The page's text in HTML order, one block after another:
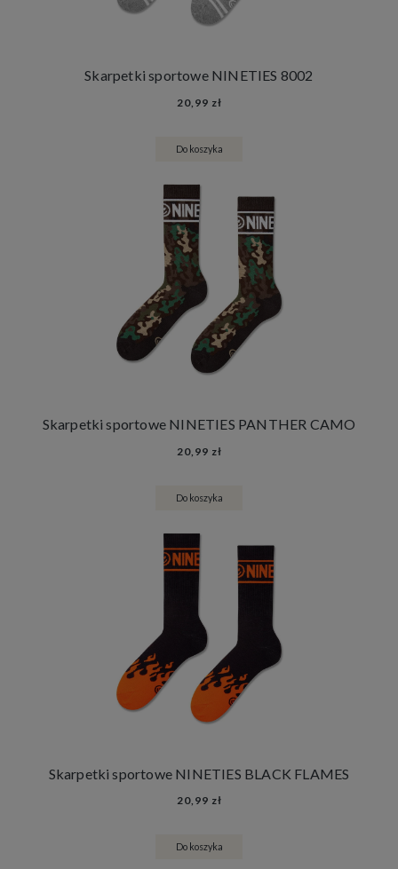
Skarpetki sportowe NINETIES 8002
20,99 zł
Do koszyka
Skarpetki sportowe NINETIES PANTHER CAMO
20,99 zł
Do koszyka
Skarpetki sportowe NINETIES BLACK FLAMES
20,99 zł
Do koszyka